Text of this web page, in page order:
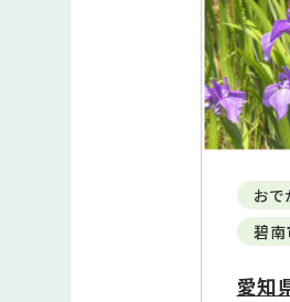
おで
碧南
愛知